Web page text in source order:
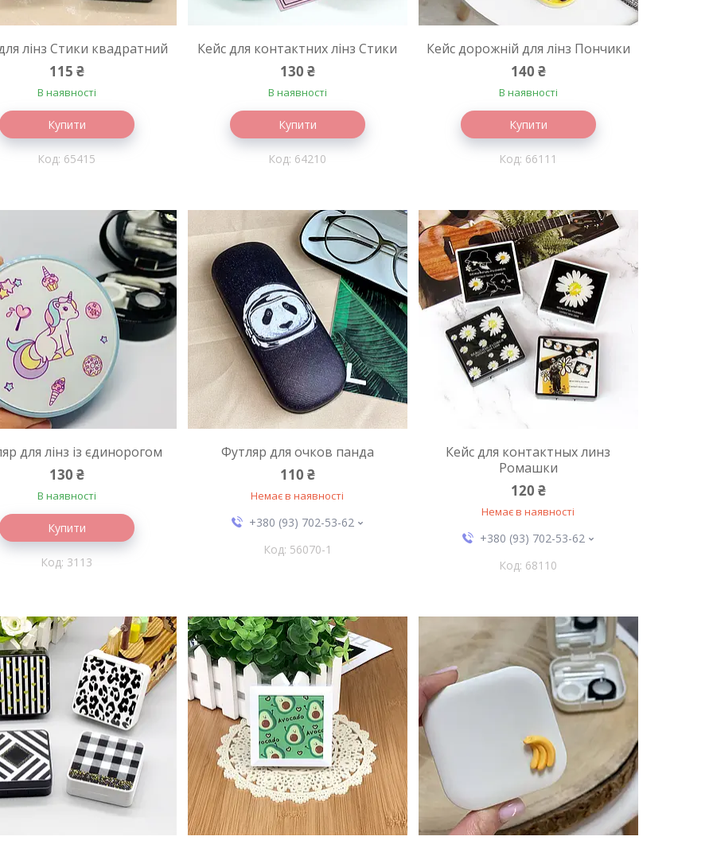
лінз Стики квадратний
115 ₴
В наявності
Купити
65415
Кейс для контактних лінз Стики
130 ₴
В наявності
Купити
64210
Кейс дорожній для лінз Пончики
140 ₴
В наявності
Купити
66111
для лінз із єдинорогом
130 ₴
В наявності
Купити
3113
Футляр для очков панда
110 ₴
Немає в наявності
+380 (93) 702-53-62
56070-1
Кейс для контактных линз
Ромашки
120 ₴
Немає в наявності
+380 (93) 702-53-62
68110